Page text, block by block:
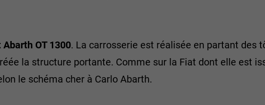
Abarth OT 1300. La carrosserie est réalisée en partant des
la structure portante. Comme sur la Fiat dont elle est
le schéma cher à Carlo Abarth.